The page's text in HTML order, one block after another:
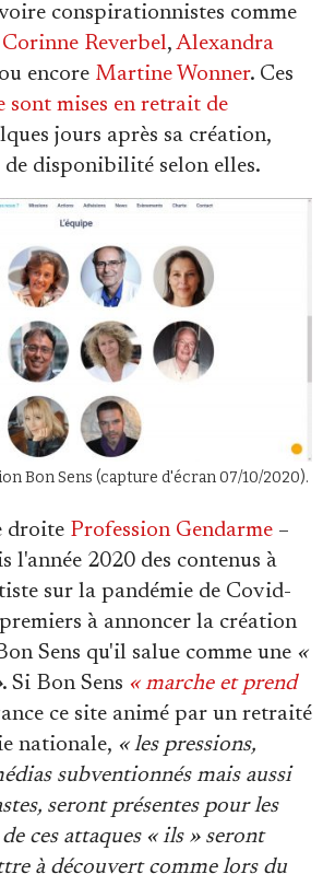
conspirationnistes comme
Corinne Reverbel, Alexandra
ou encore Martine Wonner. Ces
sont mises en retrait de
jours après sa création,
de disponibilité selon elles.
Bon Sens (capture d'écran 07/10/2020).
droite Profession Gendarme –
l'année 2020 des contenus à
sur la pandémie de Covid-
à annoncer la création
Sens qu'il salue comme une «
. Si Bon Sens « marche et prend
ce site animé par un retraité
nationale, « les pressions,
subventionnés mais aussi
seront présentes pour les
ces attaques « ils » seront
à découvert comme lors du